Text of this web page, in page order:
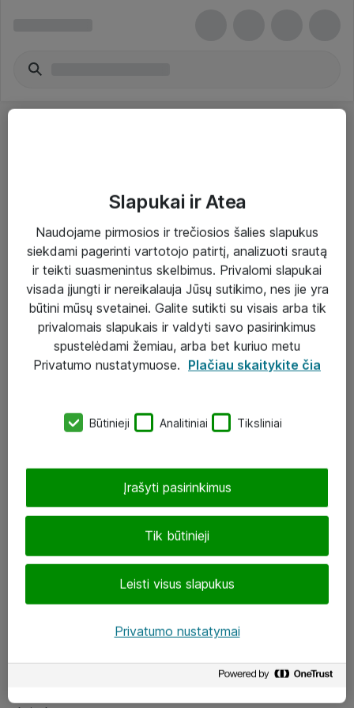
Paslaugos
Sprendimai
Įgyvendinti projektai
Atea ekspertų patarimai verslui
eShop@atea.lt
LinkedIn
Slapukai ir Atea
Naudojame pirmosios ir trečiosios šalies slapukus
siekdami pagerinti vartotojo patirtį, analizuoti srautą
ir teikti suasmenintus skelbimus. Privalomi slapukai
visada įjungti ir nereikalauja Jūsų sutikimo, nes jie yra
būtini mūsų svetainei. Galite sutikti su visais arba tik
privalomais slapukais ir valdyti savo pasirinkimus
spustelėdami žemiau, arba bet kuriuo metu
Privatumo nustatymuose. Plačiau skaitykite čia
Būtinieji Analitiniai Tiksliniai
Tik būtinieji
Leisti visus slapukus
Įrašyti pasirinkimus
Privatumo nustatymai